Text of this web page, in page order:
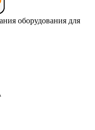
оборудования для